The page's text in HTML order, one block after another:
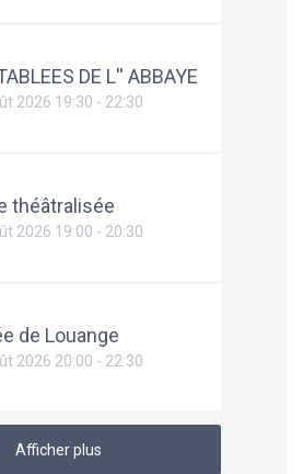
DE L'' ABBAYE
2026 19:30 - 22:30
théâtralisée
2026 19:00 - 20:30
de Louange
2026 20:00 - 22:30
Afficher plus